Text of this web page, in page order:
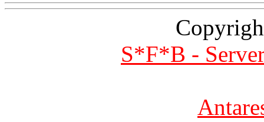
S*F*B -